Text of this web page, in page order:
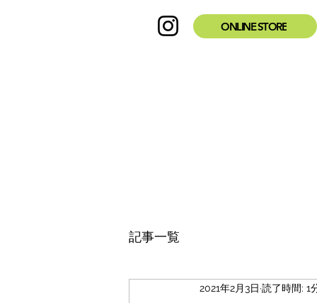
ONLINE STORE
記事一覧
2021年2月3日 読了時間: 1